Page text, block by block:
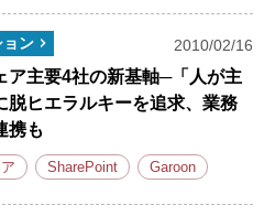
ョン 2010/02/16
ア主要4社の新基軸─「人が主
脱ヒエラルキーを追求、業務
携も
SharePoint Garoon